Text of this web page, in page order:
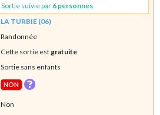
Sortie suivie par 6 personnes
LA TURBIE (06)
Randonnée
Cette sortie est gratuite
Sortie sans enfants
NON
Non